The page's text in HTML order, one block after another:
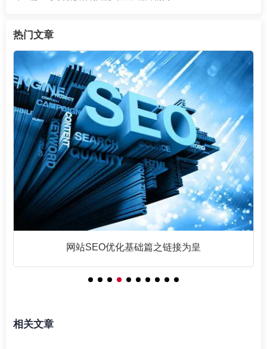
热门文章
响应式网站建设布局的方
相关文章